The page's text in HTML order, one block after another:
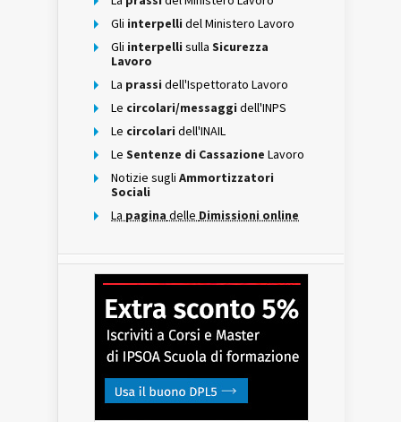
Gli interpelli del Ministero Lavoro
Gli interpelli sulla Sicurezza
Lavoro
La prassi dell'Ispettorato Lavoro
Le circolari/messaggi dell'INPS
Le circolari dell'INAIL
Le Sentenze di Cassazione Lavoro
Notizie sugli Ammortizzatori
Sociali
La pagina delle Dimissioni online